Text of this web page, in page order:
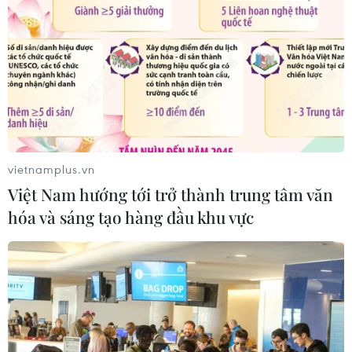
vong vì bệnh dại trong 6 tháng đầu
năm
20/07/2026 05:41
Vụ ngạt khí tại trang trại heo
ở Thanh Hóa: 5 người tử vong, nhiều
nạn nhân cấp cứu
xung đột, hỗ trợ phục hồi tâm lý
19/07/2026 07:17
Phía Nam châu Phi tăng cường phối
vietnamplus.vn
Việt Nam hướng tới trở thành trung tâm văn
hóa và sáng tạo hàng đầu khu vực